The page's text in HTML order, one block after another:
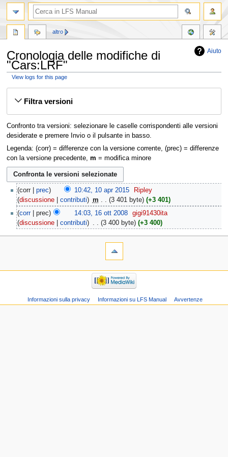
Aiuto
Cronologia delle modifiche di
"Cars:LRF"
View logs for this page
alla
alla
Filtra versioni
Confronto tra versioni: selezionare le caselle corrispondenti alle versioni
desiderate e premere Invio o il pulsante in basso.
Legenda: (corr) = differenze con la versione corrente, (prec) = differenze
con la versione precedente, m = modifica minore
corr prec 10:42, 10 apr 2015
Ripley
discussione
contributi m 3 401 byte
+3 401
corr
prec 14:03, 16 ott 2008
gigi91430ita
discussione
contributi 3 400 byte +3 400
altro
Informazioni sulla privacy Informazioni su LFS Manual Avvertenze